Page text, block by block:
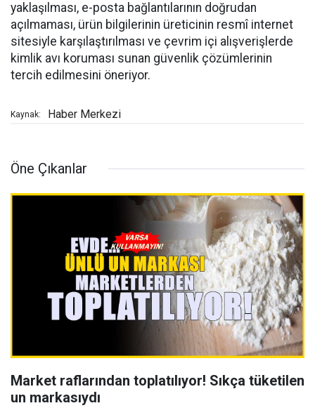
yaklaşılması, e-posta bağlantılarının doğrudan
açılmaması, ürün bilgilerinin üreticinin resmî internet
sitesiyle karşılaştırılması ve çevrim içi alışverişlerde
kimlik avı koruması sunan güvenlik çözümlerinin
tercih edilmesini öneriyor.
Kaynak: Haber Merkezi
Öne Çıkanlar
Market raflarından toplatılıyor! Sıkça tüketilen
un markasıydı